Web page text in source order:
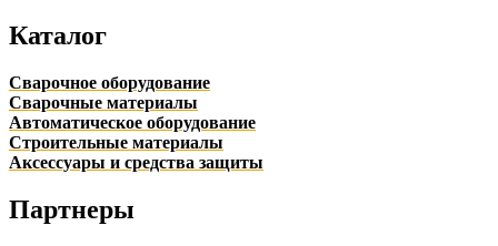
Каталог
Сварочное оборудование
Сварочные материалы
Автоматическое оборудование
Строительные материалы
Аксессуары и средства защиты
Партнеры